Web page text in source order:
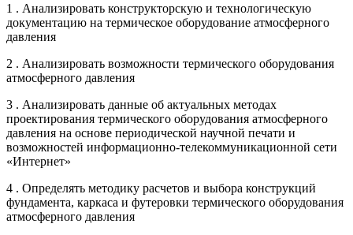
1 . Анализировать конструкторскую и технологическую
документацию на термическое оборудование атмосферного
давления
2 . Анализировать возможности термического оборудования
атмосферного давления
3 . Анализировать данные об актуальных методах
проектирования термического оборудования атмосферного
давления на основе периодической научной печати и
возможностей информационно-телекоммуникационной сети
«Интернет»
4 . Определять методику расчетов и выбора конструкций
фундамента, каркаса и футеровки термического оборудования
атмосферного давления